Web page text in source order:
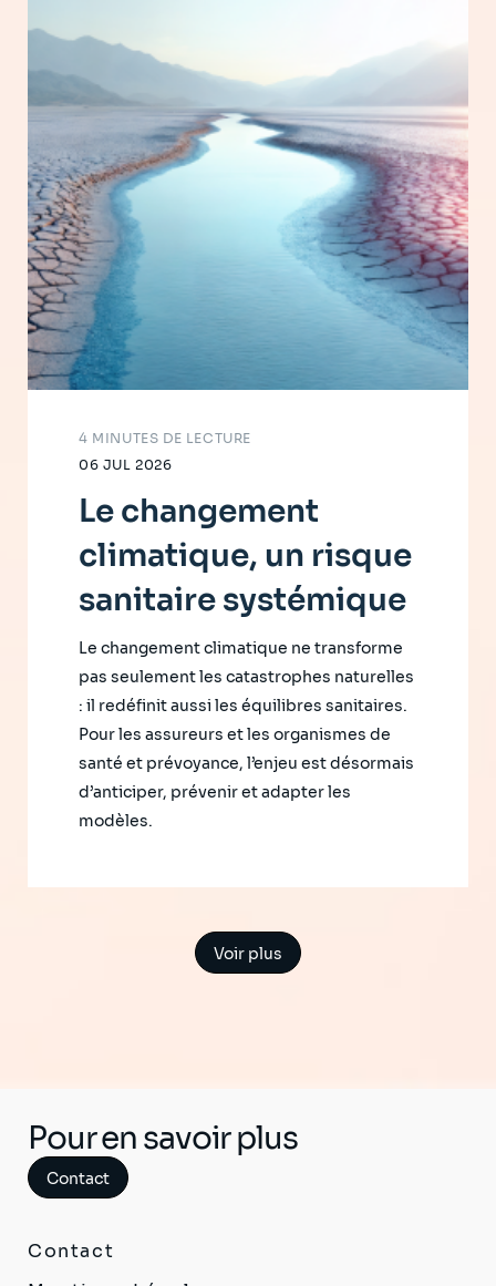
06 JUL 2026
4 MINUTES DE LECTURE
Le changement
climatique, un risque
sanitaire systémique
Le changement climatique ne transforme
pas seulement les catastrophes naturelles
: il redéfinit aussi les équilibres sanitaires.
Pour les assureurs et les organismes de
santé et prévoyance, l’enjeu est désormais
d’anticiper, prévenir et adapter les
modèles.
Voir plus
Pour en savoir plus
Contact
Contact